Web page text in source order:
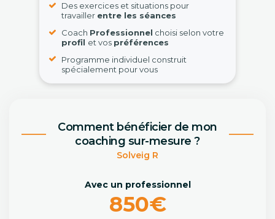
Des exercices et situations pour
travailler entre les séances
Coach Professionnel choisi selon votre
profil et vos préférences
Programme individuel construit
spécialement pour vous
Comment bénéficier de mon
coaching sur-mesure ?
Solveig R
Avec un professionnel
850€